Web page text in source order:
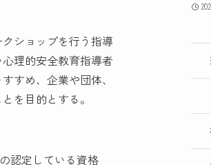
ショップを行う指導
理的安全教育指導者
すめ、企業や団体、
を目的とする。
認定している資格